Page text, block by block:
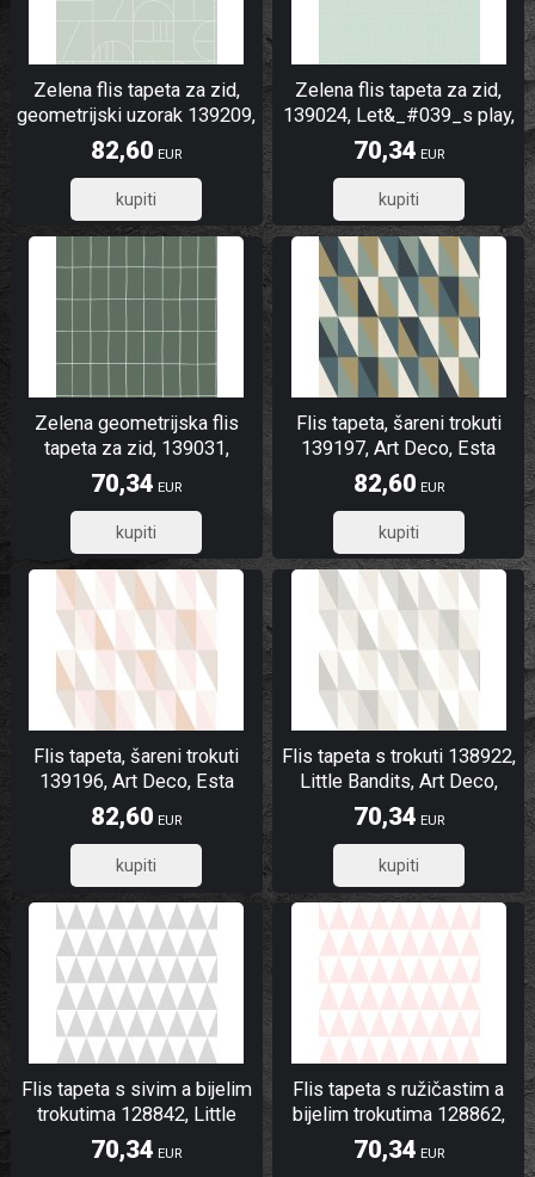
Zelena flis tapeta za zid,
geometrijski uzorak 139209,
Art Deco, Est
82,60 EUR
66,08
Zelena flis tapeta za zid,
139024, Let&_#039_s play,
Scandi cool, To the Moon
and Back, Esta
70,34 EUR
56,27
Zelena geometrijska flis
tapeta za zid, 139031,
Scandi cool, Esta
70,34 EUR
56,27
Flis tapeta, šareni trokuti
139197, Art Deco, Esta
82,60 EUR
66,08
Flis tapeta, šareni trokuti
139196, Art Deco, Esta
82,60 EUR
66,08
Flis tapeta s trokuti 138922,
Little Bandits, Art Deco,
Esta
70,34 EUR
56,27
Flis tapeta s sivim a bijelim
trokutima 128842, Little
Bandits, Esta
70,34 EUR
Flis tapeta s ružičastim a
bijelim trokutima 128862,
Little Bandits, Esta
70,34 EUR